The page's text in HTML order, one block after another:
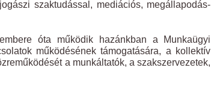
szaktudással, mediációs, megállapodás-
óta működik hazánkban a Munkaügyi
működésének támogatására, a kollektív
a munkáltatók, a szakszervezetek,